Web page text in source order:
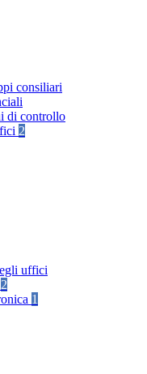
consiliari
di controllo
2
uffici
2
1